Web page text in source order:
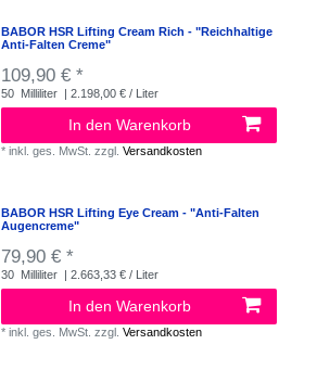
BABOR HSR Lifting Cream Rich - "Reichhaltige
Anti-Falten Creme"
109,90 € *
50 Milliliter | 2.198,00 € / Liter
In den Warenkorb
*inkl. ges. MwSt. zzgl.Versandkosten
BABOR HSR Lifting Eye Cream - "Anti-Falten
Augencreme"
79,90 € *
30 Milliliter | 2.663,33 € / Liter
In den Warenkorb
*inkl. ges. MwSt. zzgl.Versandkosten